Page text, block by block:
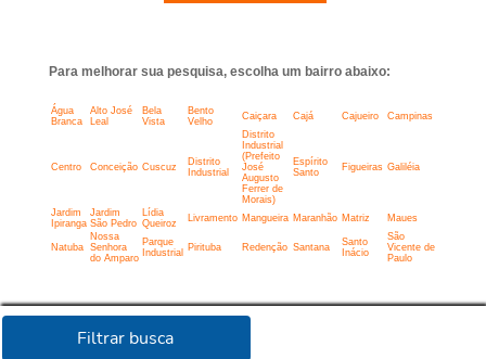
Filtrar busca
Para melhorar sua pesquisa, escolha um bairro abaixo:
Água
Branca
Alto José
Leal
Bela
Vista
Bento
Velho
Caiçara Cajá Cajueiro Campinas
Centro Conceição Cuscuz
Distrito
Industrial
Distrito
Industrial
(Prefeito
José
Augusto
Ferrer de
Morais)
Espírito
Santo
Figueiras Galiléia
Jardim
Ipiranga
Jardim
São Pedro
Lídia
Queiroz
Livramento Mangueira Maranhão Matriz Maues
Natuba
Nossa
Senhora
do Amparo
Parque
Industrial
Pirituba Redenção Santana
Santo
Inácio
São
Vicente de
Paulo